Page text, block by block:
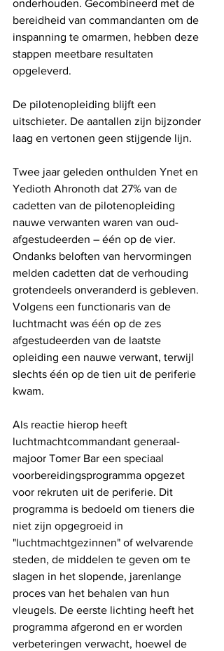
onderhouden. Gecombineerd met de
bereidheid van commandanten om de
inspanning te omarmen, hebben deze
stappen meetbare resultaten
opgeleverd.
De pilotenopleiding blijft een
uitschieter. De aantallen zijn bijzonder
laag en vertonen geen stijgende lijn.
Twee jaar geleden onthulden Ynet en
Yedioth Ahronoth dat 27% van de
cadetten van de pilotenopleiding
nauwe verwanten waren van oud-
afgestudeerden – één op de vier.
Ondanks beloften van hervormingen
melden cadetten dat de verhouding
grotendeels onveranderd is gebleven.
Volgens een functionaris van de
luchtmacht was één op de zes
afgestudeerden van de laatste
opleiding een nauwe verwant, terwijl
slechts één op de tien uit de periferie
kwam.
Als reactie hierop heeft
luchtmachtcommandant generaal-
majoor Tomer Bar een speciaal
voorbereidingsprogramma opgezet
voor rekruten uit de periferie. Dit
programma is bedoeld om tieners die
niet zijn opgegroeid in
"luchtmachtgezinnen" of welvarende
steden, de middelen te geven om te
slagen in het slopende, jarenlange
proces van het behalen van hun
vleugels. De eerste lichting heeft het
programma afgerond en er worden
verbeteringen verwacht, hoewel de